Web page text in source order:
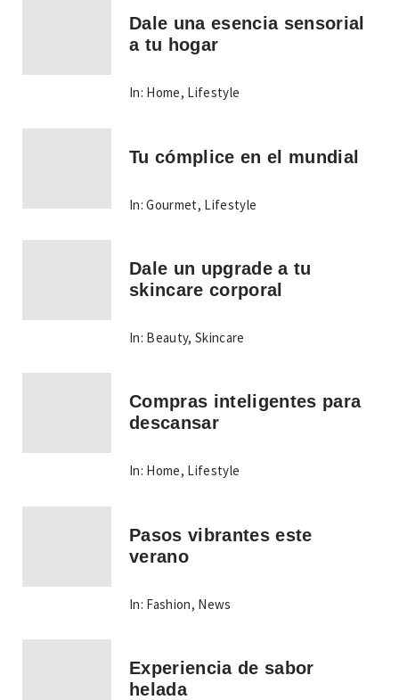
Dale una esencia sensorial
a tu hogar
In: Home, Lifestyle
Tu cómplice en el mundial
In: Gourmet, Lifestyle
Dale un upgrade a tu
skincare corporal
In: Beauty,Skincare
Compras inteligentes para
descansar
In: Home, Lifestyle
Pasos vibrantes este
verano
In: Fashion, News
Experiencia de sabor
helada